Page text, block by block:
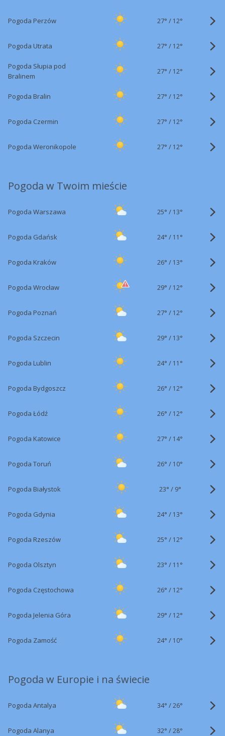
Pogoda Perzów 27° / 12°
Pogoda Utrata 27° / 12°
Pogoda Słupia pod
Bralinem
27° / 12°
Pogoda Bralin 27° / 12°
Pogoda Czermin 27° / 12°
Pogoda Weronikopole 27° / 12°
Pogoda w Twoim mieście
Pogoda Warszawa 25° / 13°
Pogoda Gdańsk 24° / 11°
Pogoda Kraków 26° / 13°
Pogoda Wrocław 29° / 12°
Pogoda Poznań 27° / 12°
Pogoda Szczecin 29° / 13°
Pogoda Lublin 24° / 11°
Pogoda Bydgoszcz 26° / 12°
Pogoda Łódź 26° / 12°
Pogoda Katowice 27° / 14°
Pogoda Toruń 26° / 10°
Pogoda Białystok 23° / 9°
Pogoda Gdynia 24° / 13°
Pogoda Rzeszów 25° / 12°
Pogoda Olsztyn 23° / 11°
Pogoda Częstochowa 26° / 12°
Pogoda Jelenia Góra 29° / 12°
Pogoda Zamość 24° / 10°
Pogoda w Europie i na świecie
Pogoda Antalya 34° /26°
Pogoda Alanya 32° /28°